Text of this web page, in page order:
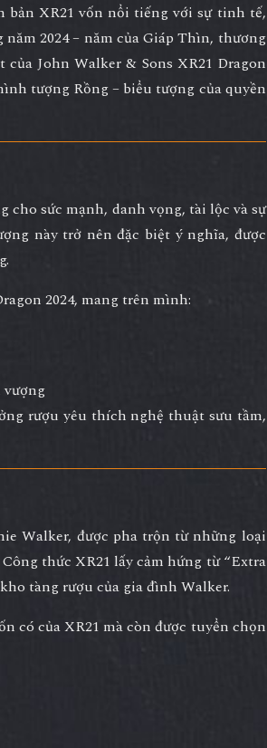
bản XR21 vốn nổi tiếng với sự tinh tế,
2024 – năm củaGiáp Thìn, thương
củaJohn Walker & Sons XR21 Dragon
tượng Rồng – biểu tượng của quyền
cho sức mạnh, danh vọng, tài lộc và sự
này trở nên đặc biệt ý nghĩa, được
2024, mang trên mình:
rượu yêu thích nghệ thuật sưu tầm,
Walker, được pha trộn từ những loại
Công thức XR21 lấy cảm hứng từ “Extra
tàng rượu của gia đình Walker.
có của XR21 mà còn được tuyển chọn